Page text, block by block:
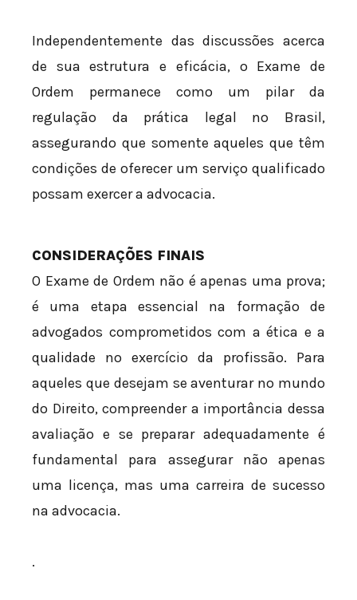
Independentemente das discussões acerca
de sua estrutura e eficácia, o Exame de
Ordem permanece como um pilar da
regulação da prática legal no Brasil,
assegurando que somente aqueles que têm
condições de oferecer um serviço qualificado
possam exercer a advocacia.
CONSIDERAÇÕES FINAIS
O Exame de Ordem não é apenas uma prova;
é uma etapa essencial na formação de
advogados comprometidos com a ética e a
qualidade no exercício da profissão. Para
aqueles que desejam se aventurar no mundo
do Direito, compreender a importância dessa
avaliação e se preparar adequadamente é
fundamental para assegurar não apenas
uma licença, mas uma carreira de sucesso
na advocacia.
.